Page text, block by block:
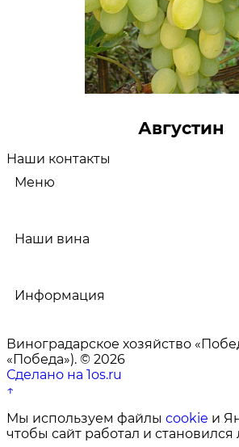
Августин
Наши контакты
Меню
Наши вина
Информация
Виноградарское хозяйство
«Победа»). © 2026
Сделано на 1os.ru
↑
Мы используем файлы cookie и
чтобы сайт работал и становился